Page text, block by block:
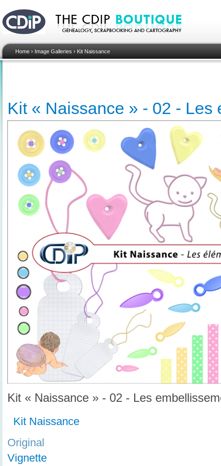
Home › Image Galleries › Kit Naissance
Kit « Naissance » - 02 - Les
Kit « Naissance » - 02 - Les
Kit Naissance
Original
Vignette